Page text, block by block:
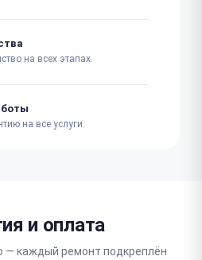
на всех этапах.
на все услуги.
и оплата
— каждый ремонт подкреплён